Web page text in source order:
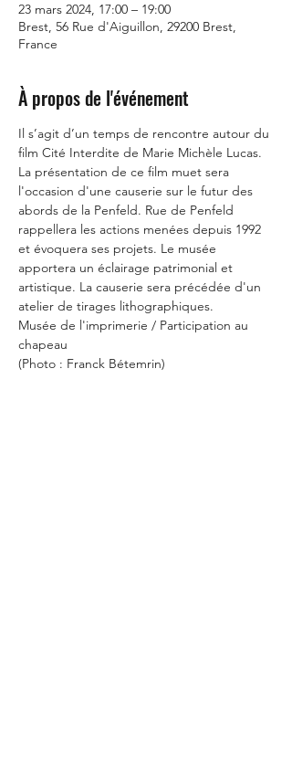
23 mars 2024, 17:00 – 19:00
Brest, 56 Rue d'Aiguillon, 29200 Brest,
France
À propos de l'événement
Il s’agit d’un temps de rencontre autour du
film Cité Interdite de Marie Michèle Lucas.
La présentation de ce film muet sera
l'occasion d'une causerie sur le futur des
abords de la Penfeld. Rue de Penfeld
rappellera les actions menées depuis 1992
et évoquera ses projets. Le musée
apportera un éclairage patrimonial et
artistique. La causerie sera précédée d'un
atelier de tirages lithographiques.
Musée de l'imprimerie / Participation au
chapeau
(Photo : Franck Bétemrin)